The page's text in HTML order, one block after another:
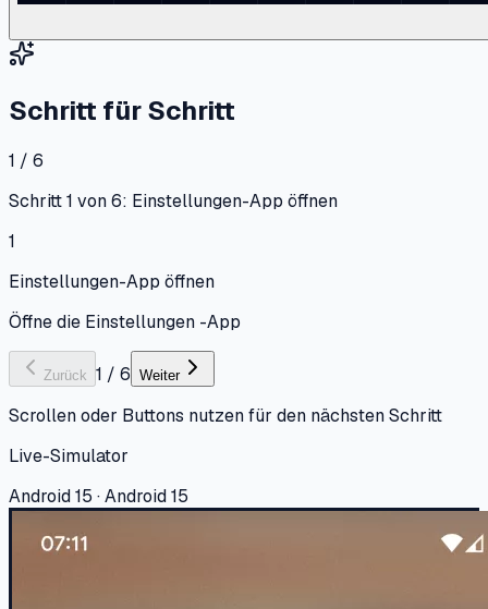
Schritt für Schritt
1 / 6
Schritt 1 von 6: Einstellungen-App öffnen
1
Einstellungen-App öffnen
Öffne die Einstellungen -App
Zurück 1 / 6 Weiter
Scrollen oder Buttons nutzen für den nächsten Schritt
Live-Simulator
Android 15 · Android 15